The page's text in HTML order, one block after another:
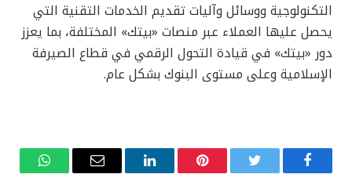
التكنولوجية ووسائل وآليات تقديم الخدمات التقنية التي
يحصل عليها العملاء عبر منصات «بيتك» المختلفة، بما يعزز
دور «بيتك» في قيادة التحول الرقمي في قطاع الصيرفة
الإسلامية وعلى مستوى البنوك بشكل عام.
فيسبوك تويتر بينتيريستلينكدإن
البريد
واتساب